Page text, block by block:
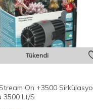
Tükendi
On +3500
3500 Lt/S